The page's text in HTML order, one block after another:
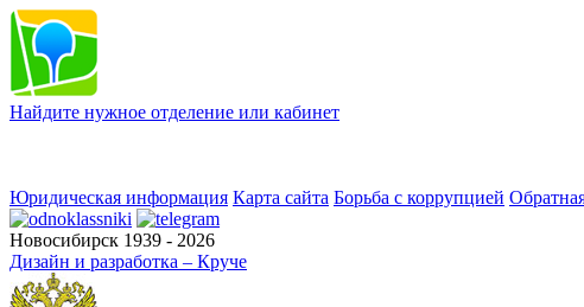
Найдите нужное отделение или кабинет
Юридическая информация Карта сайта Борьба с коррупцией
Новосибирск 1939 - 2026
Дизайн и разработка – Круче